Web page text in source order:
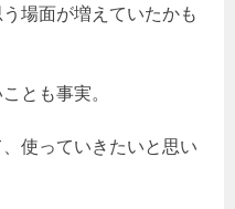
場面が増えていたかも
とも事実。
使っていきたいと思い